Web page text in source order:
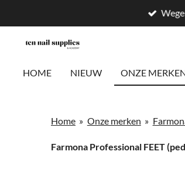
direct
hoofdinhoud
HOME NIEUW ONZE
Home » Onze merken »
Farmona Professional FEET